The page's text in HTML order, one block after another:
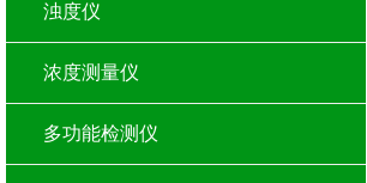
浊度仪
浓度测量仪
多功能检测仪